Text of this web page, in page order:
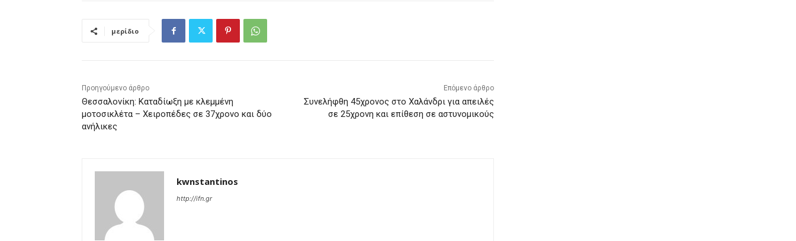
μερίδιο
Προηγούμενο άρθρο
Θεσσαλονίκη: Καταδίωξη με κλεμμένη
μοτοσικλέτα – Χειροπέδες σε 37χρονο και δύο
ανήλικες
Επόμενο άρθρο
Συνελήφθη 45χρονος στο Χαλάνδρι για απειλές
σε 25χρονη και επίθεση σε αστυνομικούς
kwnstantinos
http://ifn.gr